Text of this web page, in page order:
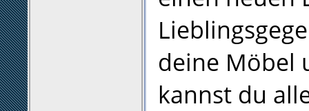
deine Möbel
kannst du